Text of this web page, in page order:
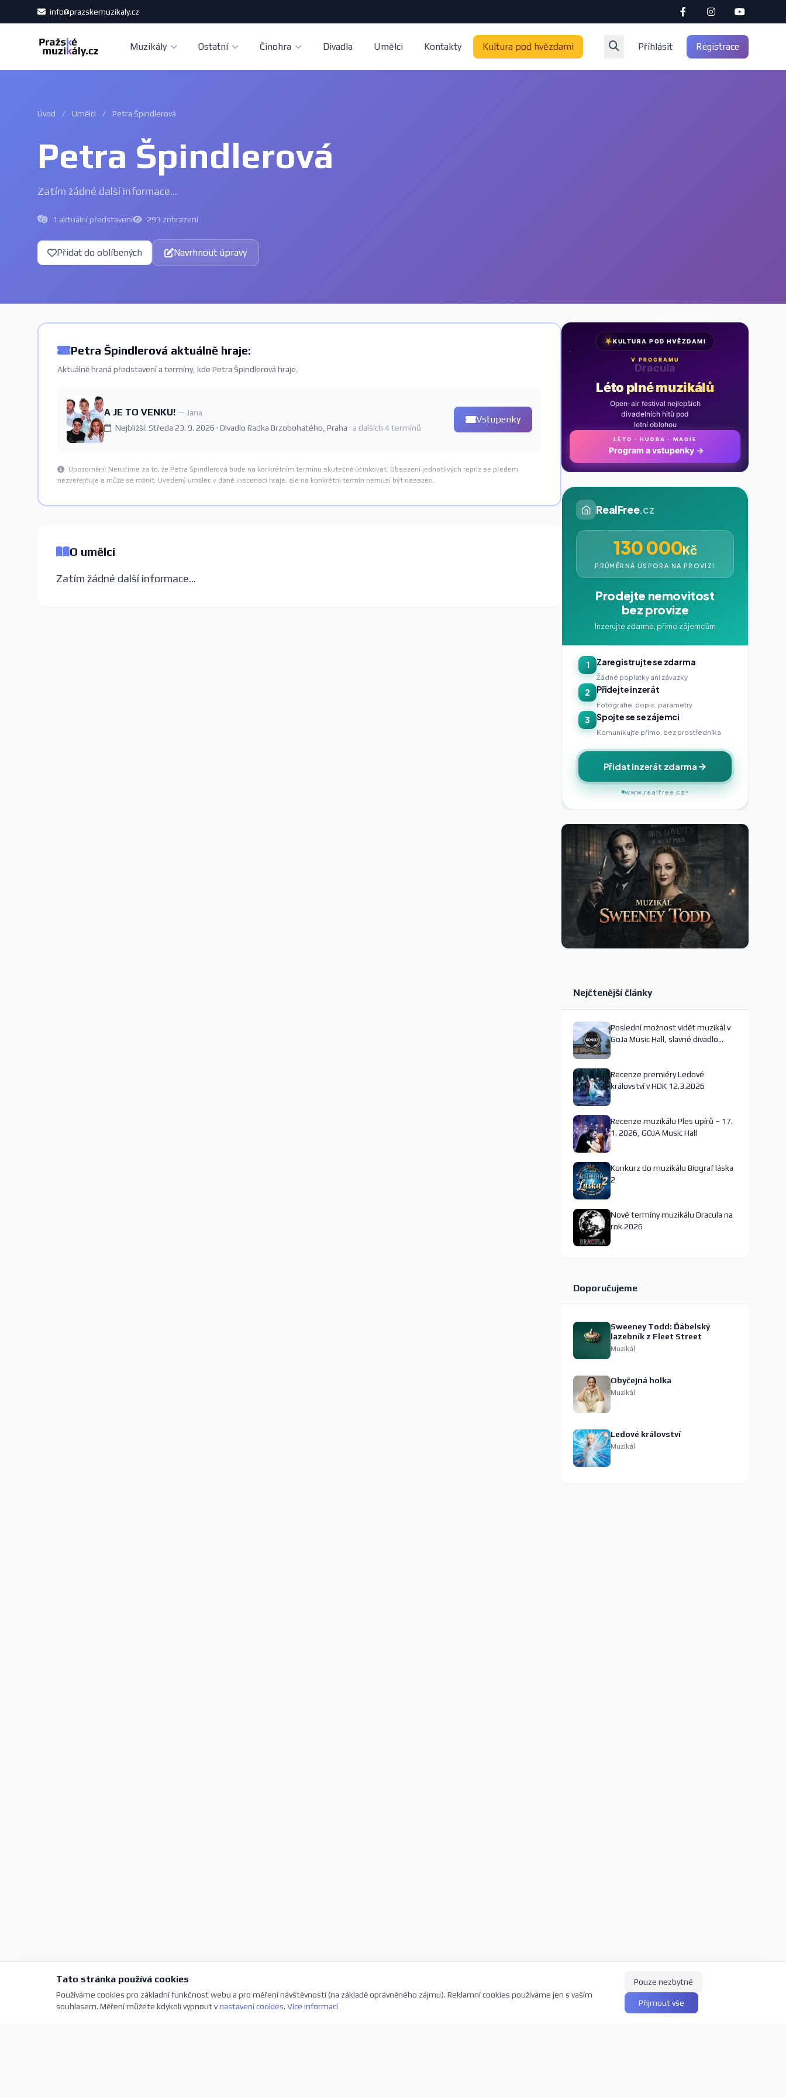
info@prazskemuzikaly.cz
Muzikály Ostatní Činohra Divadla Umělci Kontakty Kultura pod hvězdami Přihlásit Registrace
Úvod / Umělci / Petra Špindlerová
Petra Špindlerová
Zatím žádné další informace...
1 aktuální představení 293 zobrazení
Přidat do oblíbených Navrhnout úpravy
Petra Špindlerová aktuálně hraje:
Aktuálně hraná představení a termíny, kde Petra Špindlerová hraje.
A JE TO VENKU! — Jana
Nejbližší: Středa 23. 9. 2026 · Divadlo Radka Brzobohatého, Praha · a dalších 4 termínů
Vstupenky
Upozornění: Neručíme za to, že Petra Špindlerová bude na konkrétním termínu skutečně účinkovat. Obsazení jednotlivých repríz se předem
nezveřejňuje a může se měnit. Uvedený umělec v dané inscenaci hraje, ale na konkrétní termín nemusí být nasazen.
O umělci
Zatím žádné další informace...
★KULTURA POD HVĚZDAMI
V PROGRAMU
Noc na Karlštejně
Léto plné muzikálů
Open-air festival nejlepších
divadelních hitů pod
letní oblohou
LÉTO · HUDBA · MAGIE
Program a vstupenky →
RealFree.cz
130 000Kč
PRŮMĚRNÁ ÚSPORA NA PROVIZI
Prodejte nemovitost
bez provize
Inzerujte zdarma, přímo zájemcům
1 Zaregistrujte se zdarma
Žádné poplatky ani závazky
2 Přidejte inzerát
Fotografie, popis, parametry
3 Spojte se se zájemci
Komunikujte přímo, bez prostředníka
Přidat inzerát zdarma
www.realfree.cz
Nejčtenější články
Poslední možnost vidět muzikál v
GoJa Music Hall, slavné divadlo
Recenze premiéry Ledové
království v HDK 12.3.2026
Recenze muzikálu Ples upírů – 17.
1. 2026, GOJA Music Hall
Konkurz do muzikálu Biograf láska
2
Nové termíny muzikálu Dracula na
rok 2026
Doporučujeme
Sweeney Todd: Ďábelský
lazebník z Fleet Street
Muzikál
Obyčejná holka
Muzikál
Ledové království
Muzikál
Tato stránka používá cookies
Používáme cookies pro základní funkčnost webu a pro měření návštěvnosti (na základě oprávněného zájmu). Reklamní cookies používáme jen s vaším
souhlasem. Měření můžete kdykoli vypnout vnastavení cookies. Více informací
Pouze nezbytné
Přijmout vše